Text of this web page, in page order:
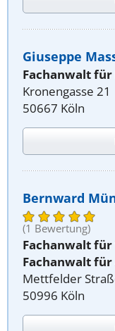
Giuseppe
Fachanwalt
Kronengasse 21
50667 Köln
Bernward
(1 Bewertung)
Fachanwalt
Fachanwalt
Mettfelder
50996 Köln